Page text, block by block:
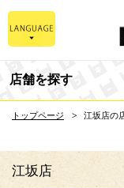
店舗を探す
トップページ 江坂店の
江坂店